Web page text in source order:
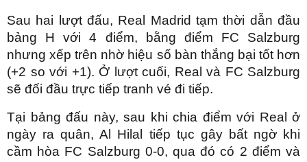
Sau hai lượt đấu, Real Madrid tạm thời dẫn đầu
bảng H với 4 điểm, bằng điểm FC Salzburg
nhưng xếp trên nhờ hiệu số bàn thắng bại tốt hơn
(+2 so với +1). Ở lượt cuối, Real và FC Salzburg
sẽ đối đầu trực tiếp tranh vé đi tiếp.
Tại bảng đấu này, sau khi chia điểm với Real ở
ngày ra quân, Al Hilal tiếp tục gây bất ngờ khi
cầm hòa FC Salzburg 0-0, qua đó có 2 điểm và